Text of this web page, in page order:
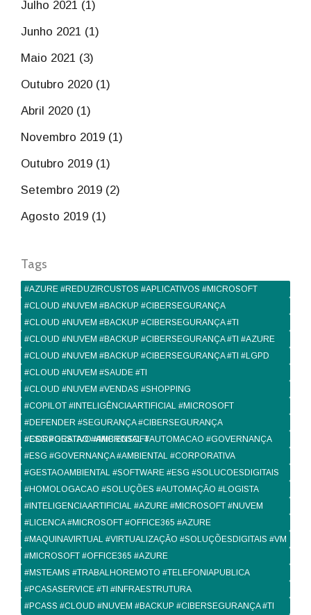
Julho 2021 (1)
Junho 2021 (1)
Maio 2021 (3)
Outubro 2020 (1)
Abril 2020 (1)
Novembro 2019 (1)
Outubro 2019 (1)
Setembro 2019 (2)
Agosto 2019 (1)
Tags
#AZURE #REDUZIRCUSTOS #APLICATIVOS #MICROSOFT
#CLOUD #NUVEM #BACKUP #CIBERSEGURANÇA
#CLOUD #NUVEM #BACKUP #CIBERSEGURANÇA #TI
#CLOUD #NUVEM #BACKUP #CIBERSEGURANÇA #TI #AZURE
#CLOUD #NUVEM #BACKUP #CIBERSEGURANÇA #TI #LGPD
#CLOUD #NUVEM #SAUDE #TI
#CLOUD #NUVEM #VENDAS #SHOPPING
#COPILOT #INTELIGÊNCIAARTIFICIAL #MICROSOFT
#DEFENDER #SEGURANÇA #CIBERSEGURANÇA
#CORPORATIVO #MICROSOFT
#ESG #GESTAO #AMBIENTAL #AUTOMACAO #GOVERNANÇA
#ESG #GOVERNANÇA #AMBIENTAL #CORPORATIVA
#GESTAOAMBIENTAL #SOFTWARE #ESG #SOLUCOESDIGITAIS
#HOMOLOGACAO #SOLUÇÕES #AUTOMAÇÃO #LOGISTA
#INTELIGENCIAARTIFICIAL #AZURE #MICROSOFT #NUVEM
#LICENCA #MICROSOFT #OFFICE365 #AZURE
#MAQUINAVIRTUAL #VIRTUALIZAÇÃO #SOLUÇÕESDIGITAIS #VM
#MICROSOFT #OFFICE365 #AZURE
#MSTEAMS #TRABALHOREMOTO #TELEFONIAPUBLICA
#PCASASERVICE #TI #INFRAESTRUTURA
#PCASS #CLOUD #NUVEM #BACKUP #CIBERSEGURANÇA #TI